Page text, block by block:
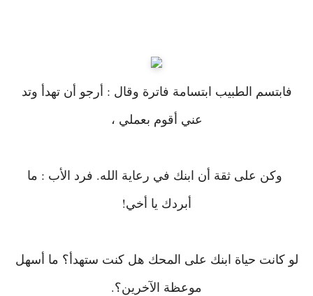
فابتسم الطبيب ابتسامة فاترة وقال : أرجو أن تهدأ وتد
عني أقوم بعملي ،
وكن على ثقة أن ابنك في رعاية الله. فرد الأب : ما
أبردك يا أخي!
لو كانت حياة ابنك على المحك هل كنت ستهدأ؟ ما أسهل
موعظة الآخرين؟.